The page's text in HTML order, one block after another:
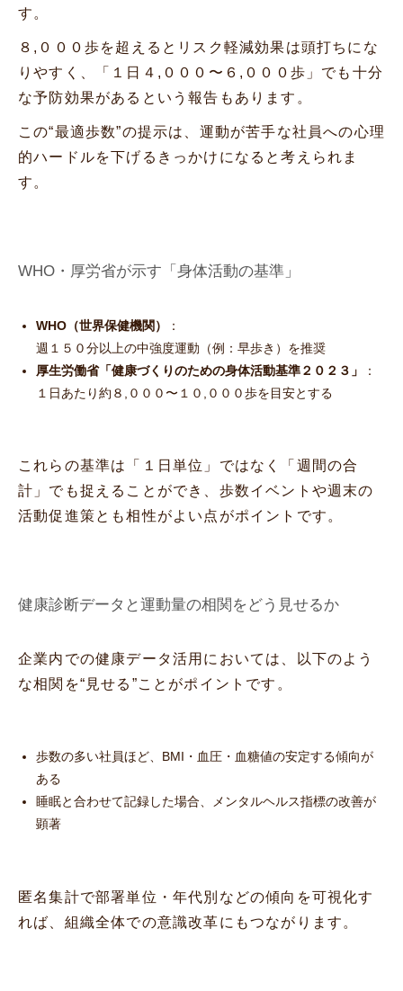
す。
８,０００歩を超えるとリスク軽減効果は頭打ちにな
りやすく、「１日４,０００〜６,０００歩」でも十分
な予防効果があるという報告もあります。
この“最適歩数”の提示は、運動が苦手な社員への心理
的ハードルを下げるきっかけになると考えられま
す。
WHO・厚労省が示す「身体活動の基準」
WHO（世界保健機関）
：
週１５０分以上の中強度運動（例：早歩き）を推奨
厚生労働省「健康づくりのための身体活動基準２０２３」
：
１日あたり約８,０００〜１０,０００歩を目安とする
これらの基準は「１日単位」ではなく「週間の合
計」でも捉えることができ、歩数イベントや週末の
活動促進策とも相性がよい点がポイントです。
健康診断データと運動量の相関をどう見せるか
企業内での健康データ活用においては、以下のよう
な相関を“見せる”ことがポイントです。
歩数の多い社員ほど、BMI・血圧・血糖値の安定する傾向が
ある
睡眠と合わせて記録した場合、メンタルヘルス指標の改善が
顕著
匿名集計で部署単位・年代別などの傾向を可視化す
れば、組織全体での意識改革にもつながります。